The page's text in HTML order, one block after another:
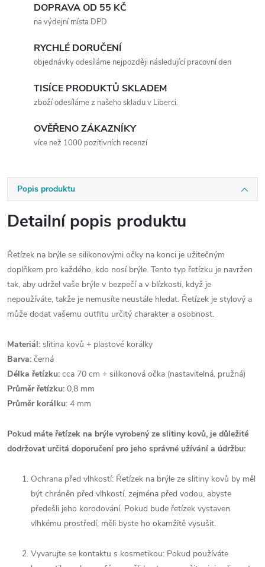
DOPRAVA OD 55 KČ
na výdejní místa DPD
RYCHLÉ DORUČENÍ
objednávky odesíláme nejpozději následující pracovní den
TISÍCE PRODUKTŮ SKLADEM
zboží odesíláme z našeho skladu v Liberci.
OVĚŘENO ZÁKAZNÍKY
více než 1000 pozitivních recenzí
Popis produktu
Detailní popis produktu
Řetízek na brýle se silikonovými očky na konci je užitečným
doplňkem pro každého, kdo nosí brýle. Tento typ řetízku je navržen
tak, aby udržel vaše brýle v bezpečí a v blízkosti, když je
nepoužíváte, takže je nemusíte neustále hledat. Řetízek je stylový a
může dodat vašemu outfitu určitý charakter a osobnost.
Materiál: slitina kovů + plastové korálky
Barva: černá
Délka řetízku: cca 70 cm + silikonová očka (nastavitelná, pružná)
Průměr řetízku: 0,8 mm
Průměr korálku: 4 mm
Pokud máte řetízek na brýle vyrobený ze slitiny kovů, je důležité
dodržovat určitá doporučení pro jeho správné užívání a údržbu:
Ochrana před vlhkostí: Řetízek na brýle ze slitiny kovů by měl
být chráněn před vlhkostí, zejména před vodou, abyste
předešli jeho korodování. Pokud bude řetízek vystaven
vlhkému prostředí, měli byste ho okamžitě vysušit.
Vyvarujte se kontaktu s kosmetikou: Pokud používáte